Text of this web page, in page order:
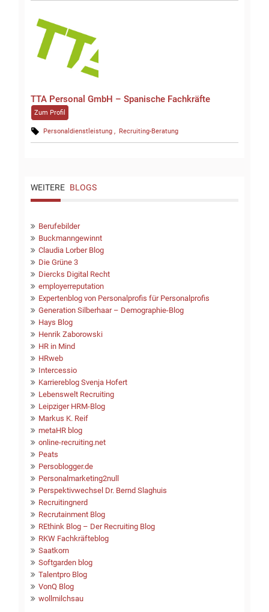
TTA Personal GmbH – Spanische Fachkräfte
Zum Profil
Personaldienstleistung Recruiting-Beratung
WEITERE BLOGS
Berufebilder
Buckmanngewinnt
Claudia Lorber Blog
Die Grüne 3
Diercks Digital Recht
employerreputation
Expertenblog von Personalprofis für Personalprofis
Generation Silberhaar – Demographie-Blog
Hays Blog
Henrik Zaborowski
HR in Mind
HRweb
Intercessio
Karriereblog Svenja Hofert
Lebenswelt Recruiting
Leipziger HRM-Blog
Markus K. Reif
metaHR blog
online-recruiting.net
Peats
Persoblogger.de
Personalmarketing2null
Perspektivwechsel Dr. Bernd Slaghuis
Recruitingnerd
Recrutainment Blog
REthink Blog – Der Recruiting Blog
RKW Fachkräfteblog
Saatkorn
Softgarden blog
Talentpro Blog
VonQ Blog
wollmilchsau